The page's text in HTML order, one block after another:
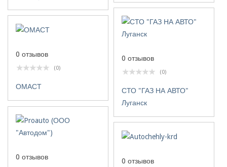
0 отзывов
(0)
СТО "ГАЗ НА АВТО"
Луганск
0 отзывов
(0)
ОМАСТ
0 отзывов
0 отзывов